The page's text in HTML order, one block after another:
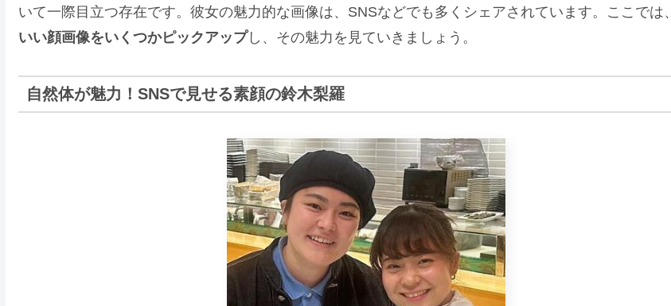
いて一際目立つ存在です。彼女の魅力的な画像は、SNSなどでも多くシェアされています。ここでは、
いい顔画像をいくつかピックアップし、その魅力を見ていきましょう。
自然体が魅力！SNSで見せる素顔の鈴木梨羅